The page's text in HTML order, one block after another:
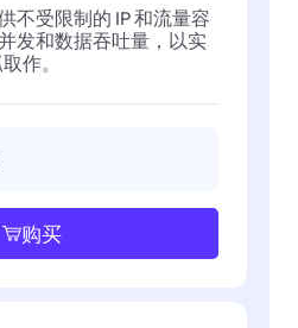
不受限制的 IP 和流量容
发和数据吞吐量，以实
作。
购买